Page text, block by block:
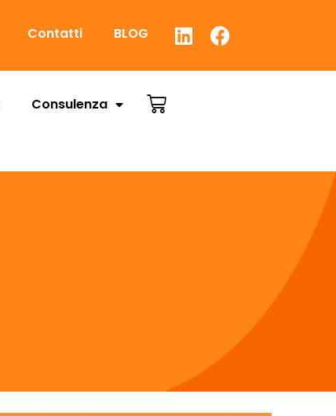
Contatti BLOG
Consulenza